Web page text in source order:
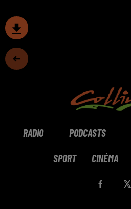
RADIO PODCASTS
SPORT CINÉMA